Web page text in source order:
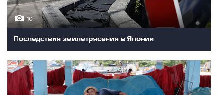
10
Последствия землетрясения в Японии